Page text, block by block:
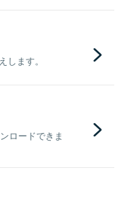
ます。
ロードできま